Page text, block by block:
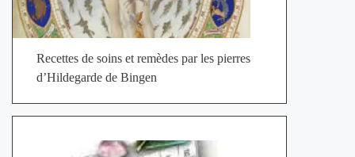
Recettes de soins et remèdes par les pierres
d’Hildegarde de Bingen